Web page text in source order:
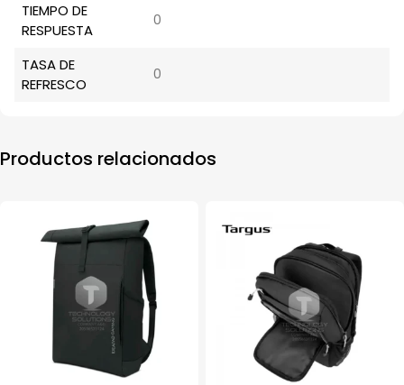
TIEMPO DE
RESPUESTA
0
TASA DE
REFRESCO
0
Productos relacionados